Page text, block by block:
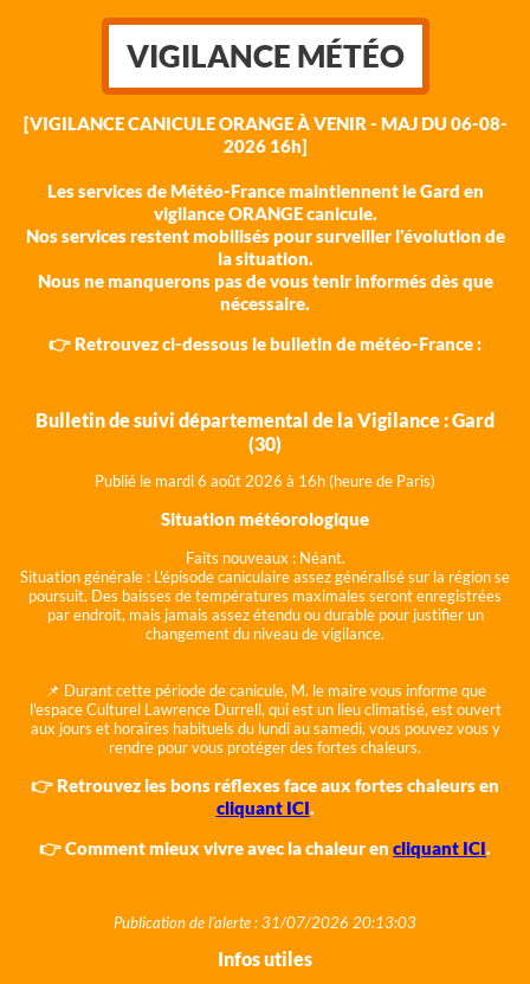
VIGILANCE MÉTÉO
[VIGILANCE CANICULE ORANGE À VENIR - MAJ DU 06-08-
2026 16h]
Les services de Météo-France maintiennent le Gard en
vigilance ORANGE canicule.
Nos services restent mobilisés pour surveiller l'évolution de
la situation.
Nous ne manquerons pas de vous tenir informés dès que
nécessaire.
👉 Retrouvez ci-dessous le bulletin de météo-France :
Bulletin de suivi départemental de la Vigilance : Gard
(30)
Publié le mardi 6 août 2026 à 16h (heure de Paris)
Situation météorologique
Faits nouveaux : Néant.
Situation générale : L'épisode caniculaire assez généralisé sur la région se
poursuit. Des baisses de températures maximales seront enregistrées
par endroit, mais jamais assez étendu ou durable pour justifier un
changement du niveau de vigilance.
📌 Durant cette période de canicule, M. le maire vous informe que
l'espace Culturel Lawrence Durrell, qui est un lieu climatisé, est ouvert
aux jours et horaires habituels du lundi au samedi, vous pouvez vous y
rendre pour vous protéger des fortes chaleurs.
👉 Retrouvez les bons réflexes face aux fortes chaleurs en
cliquant ICI.
👉 Comment mieux vivre avec la chaleur en cliquant ICI.
Publication de l'alerte : 31/07/2026 20:13:03
Infos utiles